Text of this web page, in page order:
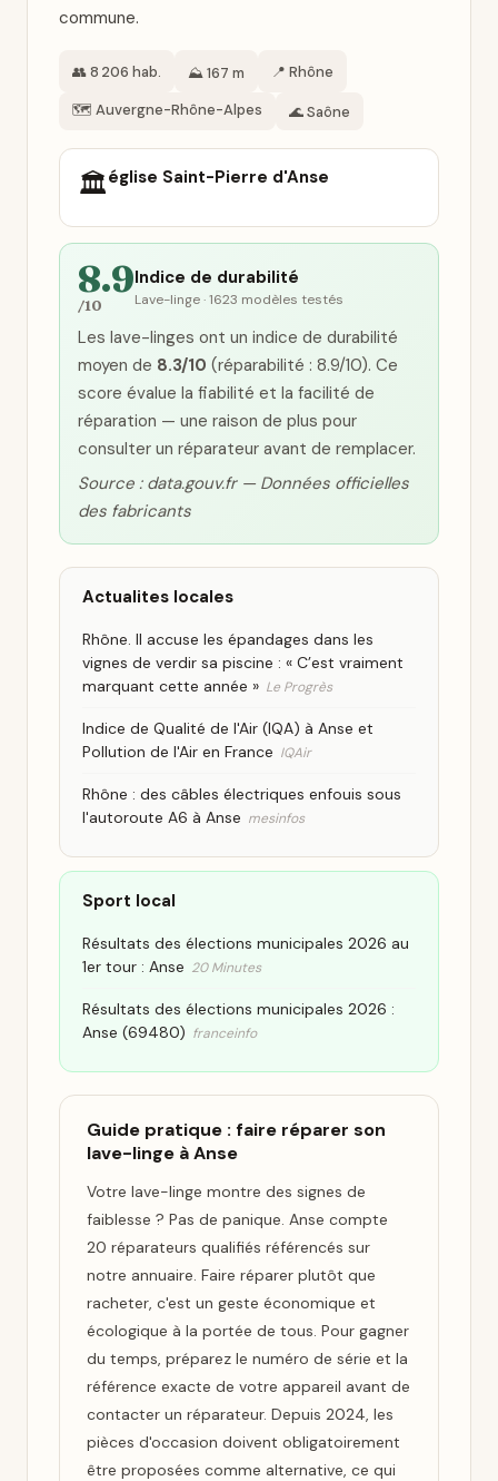
commune.
👥 8 206 hab. ⛰️ 167 m 📍 Rhône
🗺️ Auvergne-Rhône-Alpes 🌊 Saône
🏛️église Saint-Pierre d'Anse
8.9
/10
Indice de durabilité
Lave-linge · 1623 modèles testés
Les lave-linges ont un indice de durabilité
moyen de 8.3/10 (réparabilité : 8.9/10). Ce
score évalue la fiabilité et la facilité de
réparation — une raison de plus pour
consulter un réparateur avant de remplacer.
Source : data.gouv.fr — Données officielles
des fabricants
Actualites locales
Rhône. Il accuse les épandages dans les
vignes de verdir sa piscine : « C’est vraiment
marquant cette année » Le Progrès
Indice de Qualité de l'Air (IQA) à Anse et
Pollution de l'Air en France IQAir
Rhône : des câbles électriques enfouis sous
l'autoroute A6 à Anse mesinfos
Sport local
Résultats des élections municipales 2026 au
1er tour : Anse 20 Minutes
Résultats des élections municipales 2026 :
Anse (69480) franceinfo
Guide pratique : faire réparer son
lave-linge à Anse
Votre lave-linge montre des signes de
faiblesse ? Pas de panique. Anse compte
20 réparateurs qualifiés référencés sur
notre annuaire. Faire réparer plutôt que
racheter, c'est un geste économique et
écologique à la portée de tous. Pour gagner
du temps, préparez le numéro de série et la
référence exacte de votre appareil avant de
contacter un réparateur. Depuis 2024, les
pièces d'occasion doivent obligatoirement
être proposées comme alternative, ce qui